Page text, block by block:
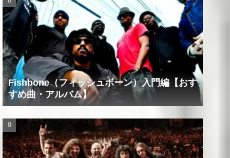
Fishbone（フィッシュボーン）入門編【おす
すめ曲・アルバム】